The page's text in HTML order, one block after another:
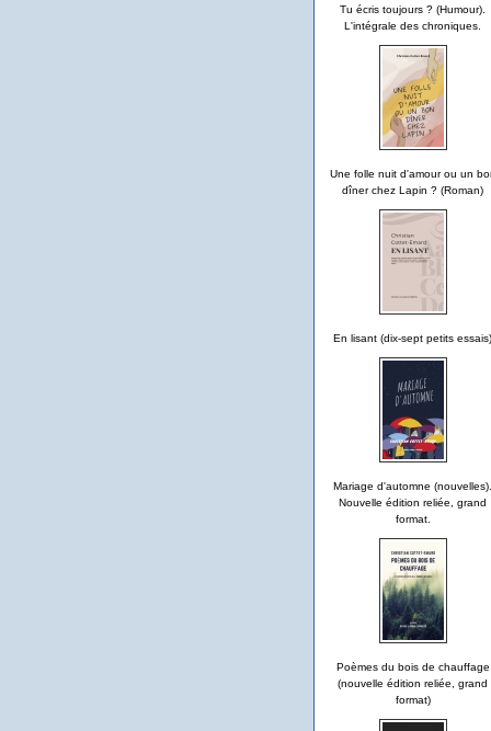
Tu écris toujours ? (Humour).
L'intégrale des chroniques.
Une folle nuit d'amour ou un
dîner chez Lapin ? (Roman)
En lisant (dix-sept petits essais)
Mariage d'automne (nouvelles).
Nouvelle édition reliée, grand
format.
Poèmes du bois de chauffage
(nouvelle édition reliée, grand
format)